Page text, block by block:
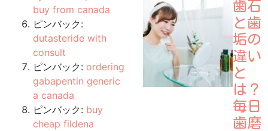
buy from canada
ピンバック:
dutasteride with
consult
ピンバック: ordering
gabapentin generic
a canada
ピンバック: buy
cheap fildena
歯石
と歯
垢の
違い
と
は？
毎日
歯磨